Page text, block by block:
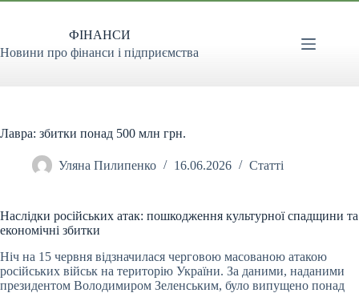
Перейти
ФІНАНСИ
Новини про фінанси і підприємства
Лавра: збитки понад 500 млн грн.
Уляна Пилипенко 16.06.2026 Статті
Наслідки російських атак: пошкодження культурної спадщини та
економічні збитки
Ніч на 15 червня відзначилася черговою масованою атакою
російських військ на територію України. За даними, наданими
президентом Володимиром Зеленським, було випущено понад